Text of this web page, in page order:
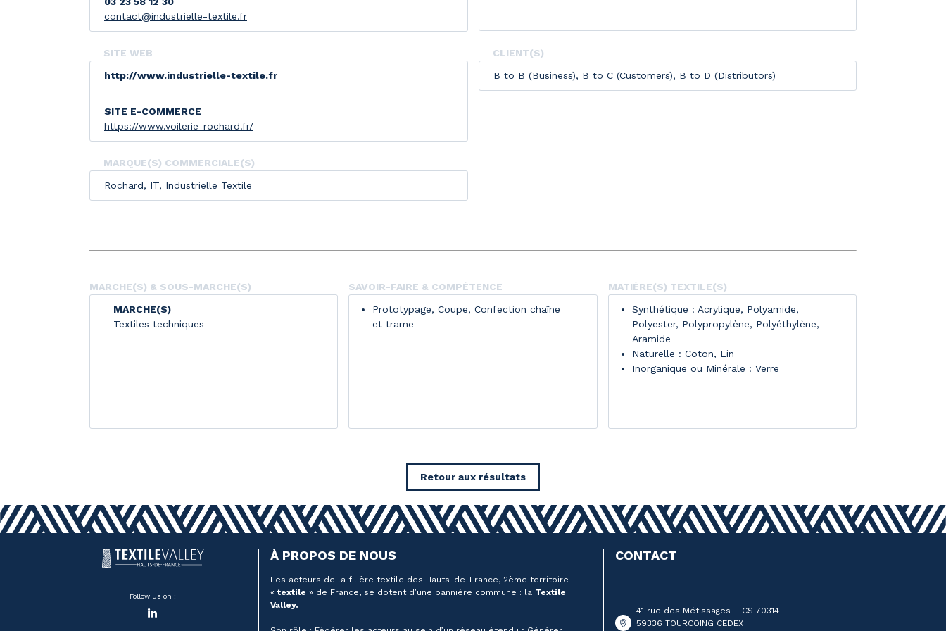
contact@industrielle-textile.fr
SITE WEB
http://www.industrielle-textile.fr
SITE E-COMMERCE
https://www.voilerie-rochard.fr/
MARQUE(S) COMMERCIALE(S)
Rochard, IT, Industrielle Textile
CLIENT(S)
B to B (Business), B to C (Customers), B to D (Distributors)
MARCHE(S) & SOUS-MARCHE(S)
MARCHE(S)
Textiles techniques
SAVOIR-FAIRE & COMPÉTENCE
Prototypage, Coupe, Confection chaîne
et trame
MATIÈRE(S) TEXTILE(S)
Synthétique : Acrylique, Polyamide,
Polyester, Polypropylène, Polyéthylène,
Aramide
Naturelle : Coton, Lin
Inorganique ou Minérale : Verre
Retour aux résultats
Follow us on :
À PROPOS DE NOUS
Les acteurs de la filière textile des Hauts-de-France, 2ème territoire
« textile » de France, se dotent d’une bannière commune : la Textile
Valley.
CONTACT
41 rue des Métissages – CS 70314
59336 TOURCOING CEDEX